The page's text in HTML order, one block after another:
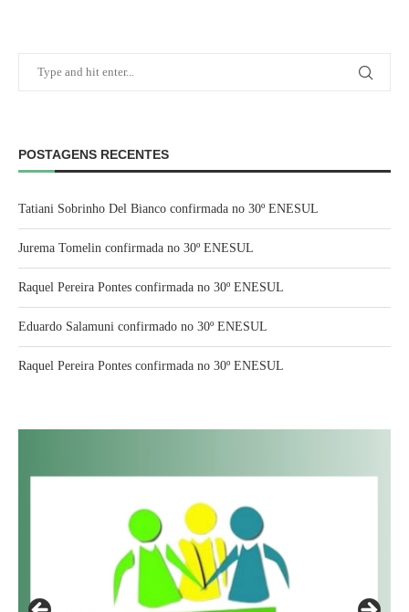
POSTAGENS RECENTES
Tatiani Sobrinho Del Bianco confirmada no 30º ENESUL
Jurema Tomelin confirmada no 30º ENESUL
Raquel Pereira Pontes confirmada no 30º ENESUL
Eduardo Salamuni confirmado no 30º ENESUL
Raquel Pereira Pontes confirmada no 30º ENESUL